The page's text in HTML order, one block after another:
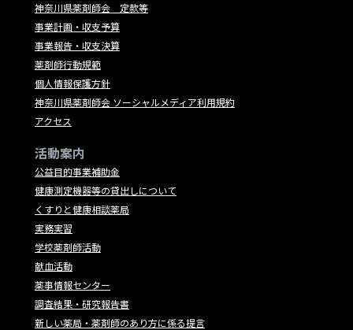
神奈川県薬剤師会 定款等
事業計画・収支予算
事業報告・収支決算
薬剤師行動規範
個人情報保護方針
神奈川県薬剤師会 ソーシャルメディア利用規約
アクセス
活動案内
公益目的事業補助金
健康測定機器等の貸出しについて
くすりと健康相談薬局
実務実習
学校薬剤師活動
献血活動
薬事情報センター
調査結果・研究報告書
新しい薬局・薬剤師のあり方に係る提言